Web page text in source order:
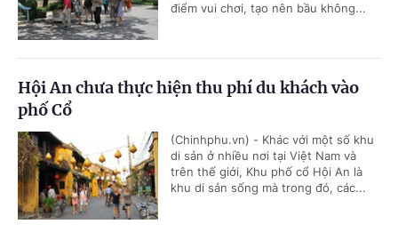
điểm vui chơi, tạo nên bầu không...
Hội An chưa thực hiện thu phí du khách vào
phố Cổ
(Chinhphu.vn) - Khác với một số khu
di sản ở nhiều nơi tại Việt Nam và
trên thế giới, Khu phố cổ Hội An là
khu di sản sống mà trong đó, các...